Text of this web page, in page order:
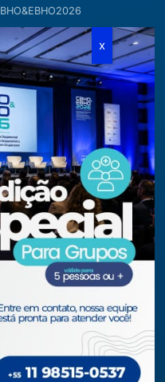
Modulares
Apoiados
Regionais
121